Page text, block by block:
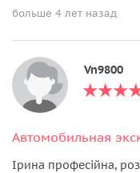
больше 4 лет назад
Vn9800
Автомобильная
Ірина професійна,